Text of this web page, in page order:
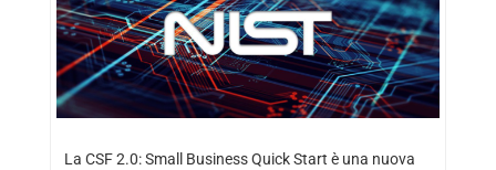
La CSF 2.0: Small Business Quick Start è una nuova